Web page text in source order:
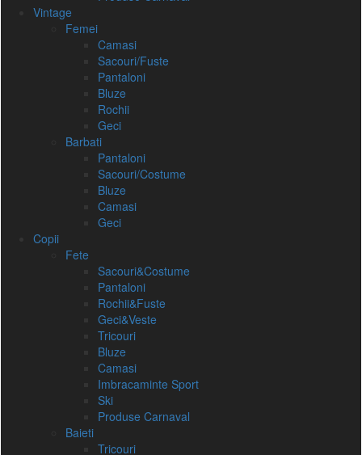
Vintage
Femei
Camasi
Sacouri/Fuste
Pantaloni
Bluze
Rochii
Geci
Barbati
Pantaloni
Sacouri/Costume
Bluze
Camasi
Geci
Copii
Fete
Sacouri&Costume
Pantaloni
Rochii&Fuste
Geci&Veste
Tricouri
Bluze
Camasi
Imbracaminte Sport
Ski
Produse Carnaval
Baieti
Tricouri